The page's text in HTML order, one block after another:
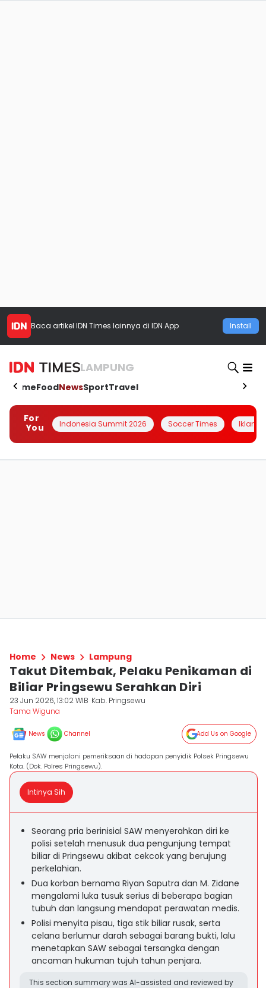
Baca artikel IDN Times lainnya di IDN App Install
LAMPUNG
HomeFoodNewsSportTravel
For
You
Indonesia Summit 2026 Soccer Times Iklanin
Home News Lampung
Takut Ditembak, Pelaku Penikaman di
Biliar Pringsewu Serahkan Diri
23 Jun 2026, 13:02 WIB Kab. Pringsewu
Tama Wiguna
News Channel Add Us on Google
Pelaku SAW menjalani pemeriksaan di hadapan penyidik Polsek Pringsewu
Kota. (Dok. Polres Pringsewu).
Intinya Sih
Seorang pria berinisial SAW menyerahkan diri ke
polisi setelah menusuk dua pengunjung tempat
biliar di Pringsewu akibat cekcok yang berujung
perkelahian.
Dua korban bernama Riyan Saputra dan M. Zidane
mengalami luka tusuk serius di beberapa bagian
tubuh dan langsung mendapat perawatan medis.
Polisi menyita pisau, tiga stik biliar rusak, serta
celana berlumur darah sebagai barang bukti, lalu
menetapkan SAW sebagai tersangka dengan
ancaman hukuman tujuh tahun penjara.
This section summary was AI-assisted and reviewed by